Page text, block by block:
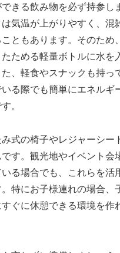
きる飲み物を必ず持参し
気温が上がりやすく、混
ともあります。そのため
ためる軽量ボトルに水を
、軽食やスナックも持っ
る際でも簡単にエネルギ
。
式の椅子やレジャーシー
す。観光地やイベント会
る場合でも、これらを活
特にお子様連れの場合、
ぐに休憩できる環境を作